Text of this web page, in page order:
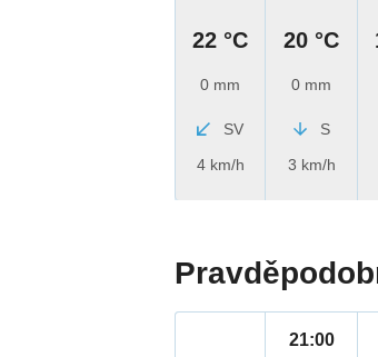
22 °C
0 mm
SV
4 km/h
20 °C
0 mm
S
3 km/h
21:00